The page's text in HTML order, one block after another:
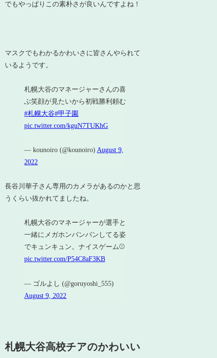
でもやっぱりこの素朴さが良いんですよね！
マスクでもわかるかわいさに皆さんやられて
いるようです。
札幌大谷のマネージャーさんの喜
ぶ笑顔が見たいから初戦勝利頼む
#札幌大谷#甲子園
pic.twitter.com/kguN7TUKhG
— kounoiro (@kounoiro)August 9,
2022
長谷川華子さん専用のカメラがあるのかと思
うくらい抜かれてましたね。
札幌大谷のマネージャーが選手と
一緒にメガホンバンバンしてる姿
でキュンキュン。ナイスゲーム⚾
pic.twitter.com/P54C8aF3KB
— ゴルよし (@goruyoshi_555)
August 9, 2022
札幌大谷高校チアのかわいい